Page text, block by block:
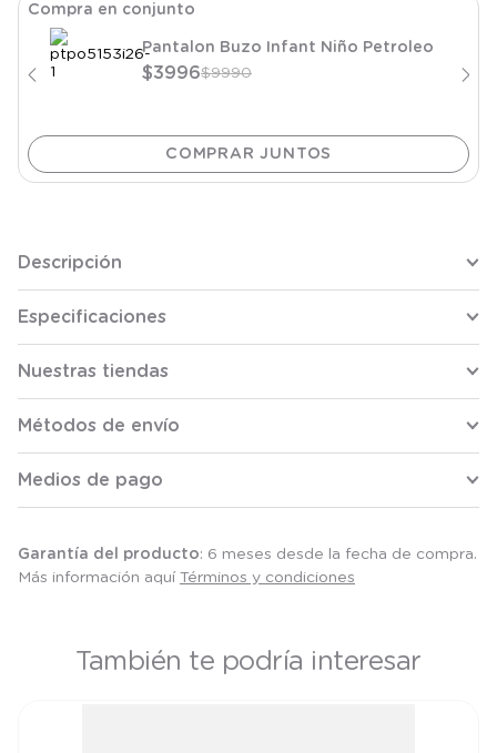
Compra en conjunto
Pantalon Buzo Infant Niño Petroleo
$3996$9990
Descripción
Especificaciones
Nuestras tiendas
Métodos de envío
Medios de pago
Garantía del producto: 6 meses desde la fecha de compra.
Más información aquí Términos y condiciones
También te podría interesar